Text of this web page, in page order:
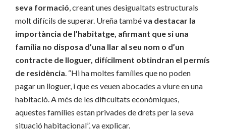
seva formació, creant unes desigualtats estructurals
molt difícils de superar. Ureña tambéva destacar la
importància de l’habitatge, afirmant que si una
família no disposa d’una llar al seu nom o d’un
contracte de lloguer, difícilment obtindran el permís
de residència. “Hi ha moltes famílies que no poden
pagar un lloguer, i que es veuen abocades a viure en una
habitació. A més de les dificultats econòmiques,
aquestes famílies estan privades de drets per la seva
situació habitacional”, va explicar.